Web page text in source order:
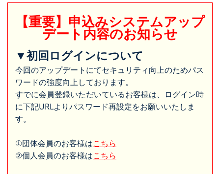
【重要】申込みシステムアップ
デート内容のお知らせ
▼初回ログインについて
今回のアップデートにてセキュリティ向上のためパス
ワードの強度向上しております。
すでに会員登録いただいているお客様は、ログイン時
に下記URLよりパスワード再設定をお願いいたしま
す。
①団体会員のお客様はこちら
②個人会員のお客様はこちら